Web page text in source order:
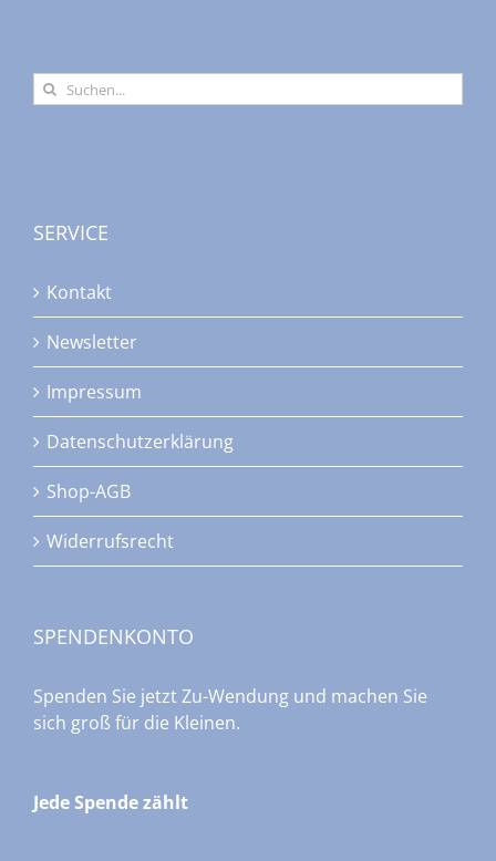
Suche
nach:
SERVICE
Kontakt
Newsletter
Impressum
Datenschutzerklärung
Shop-AGB
Widerrufsrecht
SPENDENKONTO
Spenden Sie jetzt Zu-Wendung und machen Sie
sich groß für die Kleinen.
Jede Spende zählt